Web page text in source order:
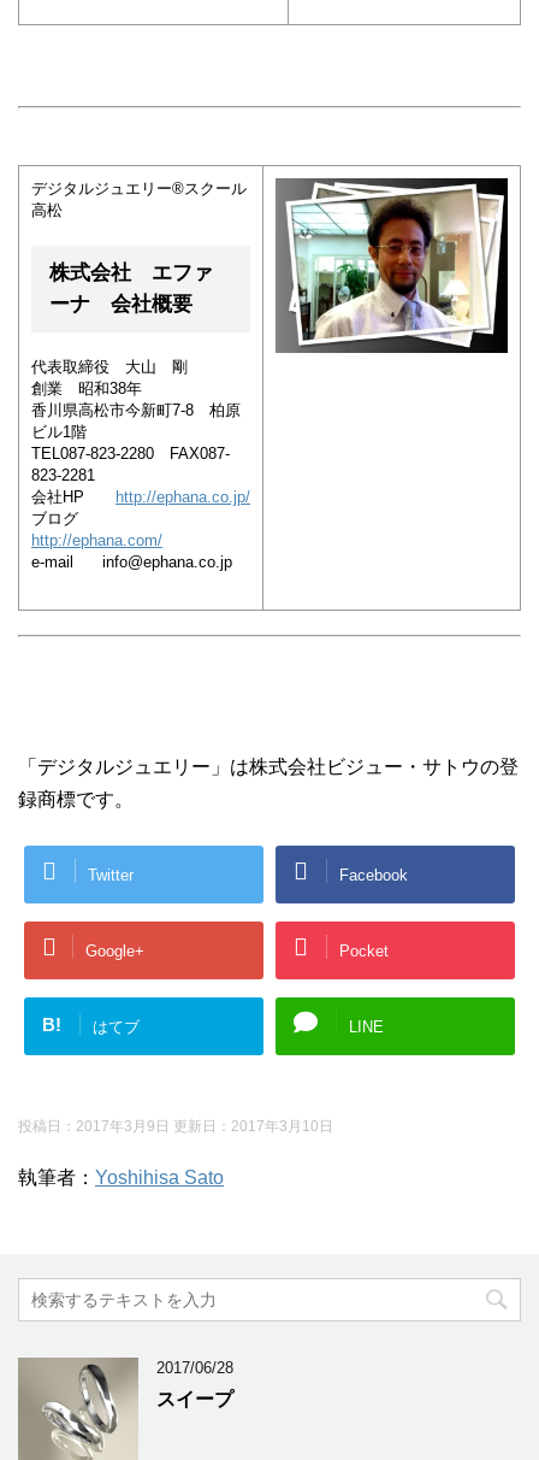
デジタルジュエリー®スクール
高松
株式会社 エファ
ーナ 会社概要
代表取締役 大山 剛
創業 昭和38年
香川県高松市今新町7-8 柏原
ビル1階
TEL087-823-2280 FAX087-
823-2281
会社HP
http://ephana.co.jp/
ブログ
http://ephana.com/
e-mail info@ephana.co.jp
「デジタルジュエリー」は株式会社ビジュー・サトウの登
録商標です。
Twitter Facebook
Google+ Pocket
B! はてブ LINE
投稿日：2017年3月9日 更新日： 2017年3月10日
執筆者： Yoshihisa Sato
2017/06/28
スイープ